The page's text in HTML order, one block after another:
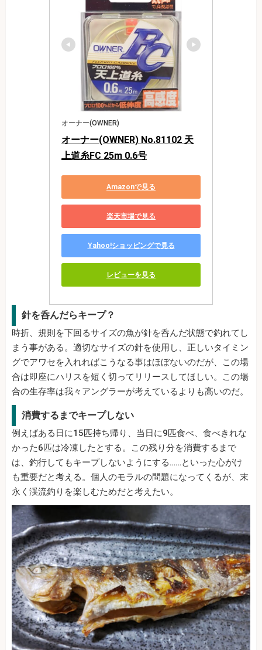
オーナー(OWNER)
オーナー(OWNER) No.81102 天
上道糸FC 25m 0.6号
Amazonで見る
楽天市場で見る
Yahoo!ショッピングで見る
レビューを見る
針を呑んだらキープ？
時折、規則を下回るサイズの魚が針を呑んだ状態で釣れてし
まう事がある。適切なサイズの針を使用し、正しいタイミン
グでアワセを入れればこうなる事はほぼないのだが、この場
合は即座にハリスを短く切ってリリースしてほしい。この場
合の生存率は我々アングラーが考えているよりも高いのだ。
消費するまでキープしない
例えばある日に15匹持ち帰り、当日に9匹食べ、食べきれな
かった6匹は冷凍したとする。この残り分を消費するまで
は、釣行してもキープしないようにする……といった心がけ
も重要だと考える。個人のモラルの問題になってくるが、末
永く渓流釣りを楽しむためだと考えたい。